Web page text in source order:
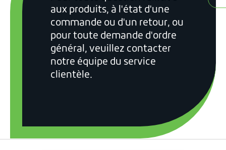
aux produits, à l'état d'une
commande ou d'un retour, ou
pour toute demande d'ordre
général, veuillez contacter
notre équipe du service
clientèle.